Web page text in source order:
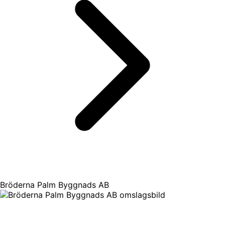
Bröderna Palm Byggnads AB